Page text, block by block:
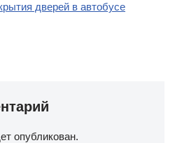
дверей в автобусе
опубликован.